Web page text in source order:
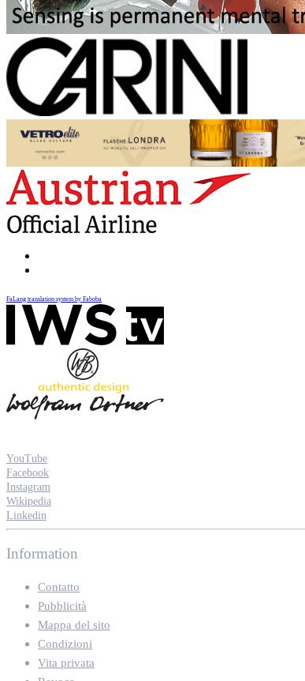
FaLang translation system by Faboba
YouTube
Facebook
Instagram
Wikipedia
Linkedin
Information
Contatto
Pubblicità
Mappa del sito
Condizioni
Vita privata